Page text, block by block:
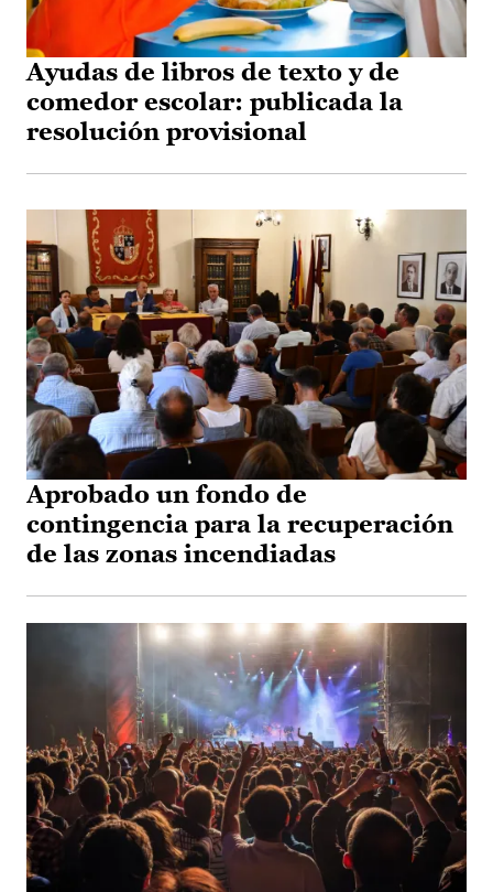
Ayudas de libros de texto y de
comedor escolar: publicada la
resolución provisional
Aprobado un fondo de
contingencia para la recuperación
de las zonas incendiadas